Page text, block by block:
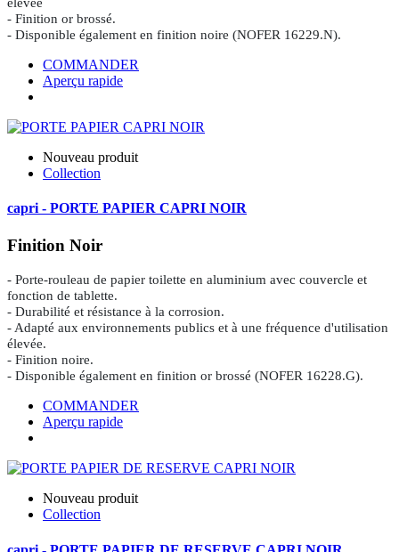
- Finition or brossé.
- Disponible également en finition noire (NOFER 16229.N).
COMMANDER
Aperçu rapide
Nouveau produit
Collection
capri - PORTE PAPIER CAPRI NOIR
Finition Noir
- Porte-rouleau de papier toilette en aluminium avec couvercle et
fonction de tablette.
- Durabilité et résistance à la corrosion.
- Adapté aux environnements publics et à une fréquence d'utilisation
élevée.
- Finition noire.
- Disponible également en finition or brossé (NOFER 16228.G).
COMMANDER
Aperçu rapide
Nouveau produit
Collection